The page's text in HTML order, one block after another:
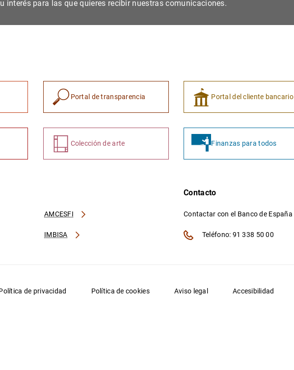
interés para las que quieres recibir nuestras comunicaciones.
Portal de transparencia Portal del cliente bancario
Colección de arte Finanzas para todos
AMCESFI
IMBISA
Contacto
Contactar con el Banco de España
Teléfono: 91 338 50 00
de privacidad Política de cookies Aviso legal Accesibilidad